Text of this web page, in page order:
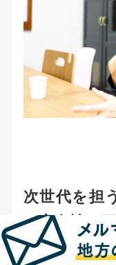
次世代を担
な方向性で